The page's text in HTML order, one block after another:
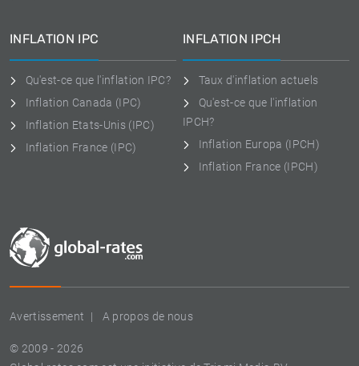
Avertissement A propos de nous
© 2009 - 2026
INFLATION IPC
Qu'est-ce que l'inflation IPC?
Inflation Canada (IPC)
Inflation Etats-Unis (IPC)
Inflation France (IPC)
INFLATION IPCH
Taux d'inflation actuels
Qu'est-ce que l'inflation
IPCH?
Inflation Europa (IPCH)
Inflation France (IPCH)